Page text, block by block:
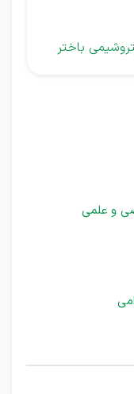
باختر
و علمی